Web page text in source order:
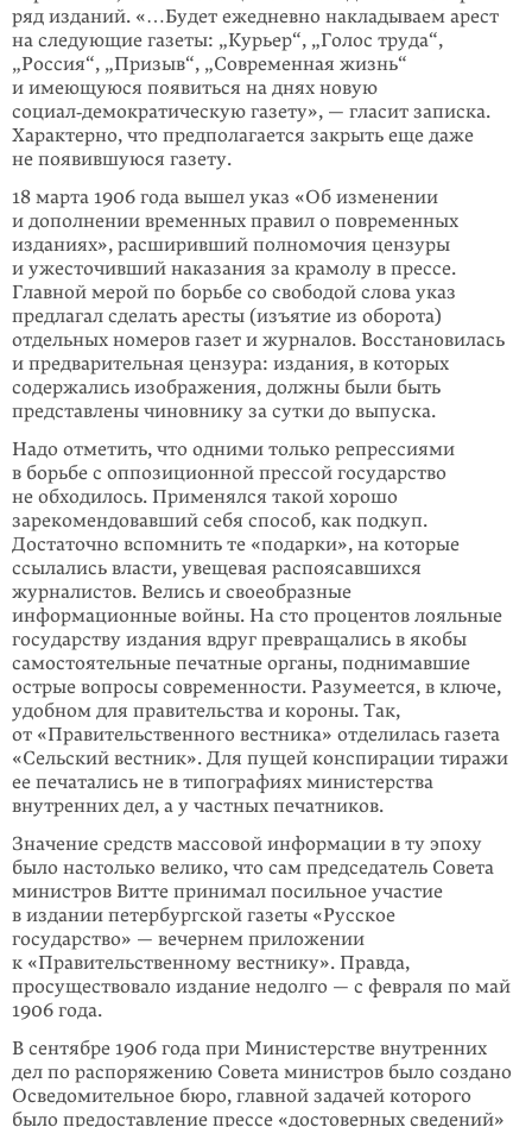
ряд изданий. «…Будет ежедневно накладываем арест
на следующие газеты: „Курьер“, „Голос труда“,
„Россия“, „Призыв“, „Современная жизнь“
и имеющуюся появиться на днях новую
социал‑демократическую газету», — гласит записка.
Характерно, что предполагается закрыть еще даже
не появившуюся газету.
18 марта 1906 года вышел указ «Об изменении
и дополнении временных правил о повременных
изданиях», расширивший полномочия цензуры
и ужесто­чивший наказания за крамолу в прессе.
Главной мерой по борьбе со свободой слова указ
предлагал сделать аресты (изъятие из оборота)
отдельных номеров газет и журналов. Восстановилась
и предварительная цензура: издания, в которых
содержались изображения, должны были быть
представлены чиновнику за сутки до выпуска.
Надо отметить, что одними только репрессиями
в борьбе с оппозиционной прессой государство
не обходилось. Применялся такой хорошо
зарекомендовавший себя способ, как подкуп.
Достаточно вспомнить те «подарки», на которые
ссылались власти, увещевая распоясавшихся
журналистов. Велись и своеобразные
информационные войны. На сто процентов лояльные
государству издания вдруг превращались в якобы
самостоятельные печатные органы, поднимавшие
острые вопросы современности. Разумеется, в ключе,
удобном для правительства и короны. Так,
от «Правительственного вестника» отделилась газета
«Сельский вестник». Для пущей конспирации тиражи
ее печатались не в типографиях министерства
внутренних дел, а у частных печатников.
Значение средств массовой информации в ту эпоху
было настолько велико, что сам председатель Совета
министров Витте принимал посильное участие
в издании петербургской газеты «Русское
государство» — вечернем приложении
к «Правительственному вестнику». Правда,
просуществовало издание недолго — с февраля по май
1906 года.
В сентябре 1906 года при Министерстве внутренних
дел по распоряжению Совета министров было создано
Осведомительное бюро, главной задачей которого
было предоставление прессе «достоверных сведений»